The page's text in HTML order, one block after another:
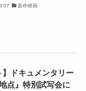
新作映画
】ドキュメンタリー
点』特別試写会に